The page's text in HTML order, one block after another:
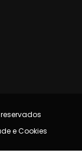
e Cookies